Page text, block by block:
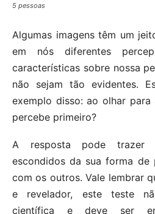
5 pessoas
Algumas imagens têm um
em nós diferentes
características sobre nossa
não sejam tão evidentes.
exemplo disso: ao olhar
percebe primeiro?
A resposta pode trazer
escondidos da sua forma de
com os outros. Vale lembrar
e revelador, este teste
científica e deve ser